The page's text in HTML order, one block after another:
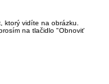
ktorý vidíte na obrázku.
na tlačidlo "Obnoviť